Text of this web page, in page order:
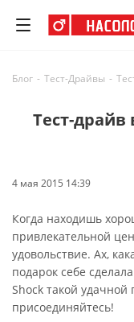
Блог - Тест-Драйвы -
Тест-драйв
4 мая 2015 14:39
Когда находишь
привлекательной
удовольствие. Ах,
подарок себе
Shock такой удачной
присоединяйтесь!